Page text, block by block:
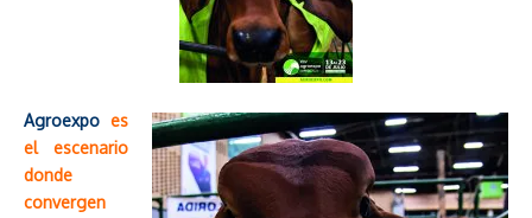
Agroexpo es
el escenario
donde
convergen